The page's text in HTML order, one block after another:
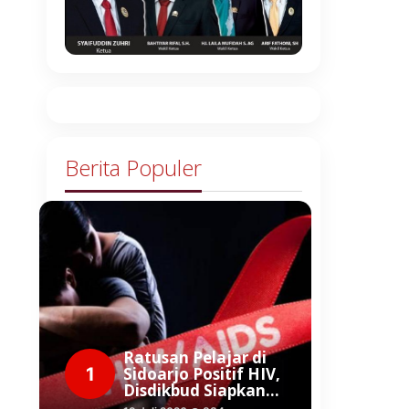
Berita Populer
1
Ratusan Pelajar di
Sidoarjo Positif HIV,
Disdikbud Siapkan…